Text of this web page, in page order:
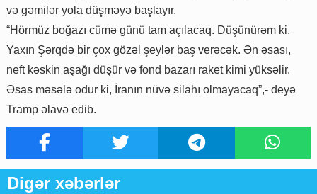
və gəmilər yola düşməyə başlayır.
“Hörmüz boğazı cümə günü tam açılacaq. Düşünürəm ki,
Yaxın Şərqdə bir çox gözəl şeylər baş verəcək. Ən əsası,
neft kəskin aşağı düşür və fond bazarı raket kimi yüksəlir.
Əsas məsələ odur ki, İranın nüvə silahı olmayacaq”,- deyə
Tramp əlavə edib.
Digər xəbərlər